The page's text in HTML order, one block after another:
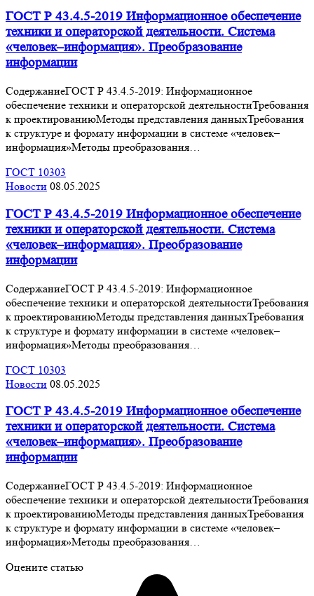
ГОСТ Р 43.4.5-2019 Информационное обеспечение
техники и операторской деятельности. Система
«человек–информация». Преобразование
информации
СодержаниеГОСТ Р 43.4.5-2019: Информационное
обеспечение техники и операторской деятельностиТребования
к проектированиюМетоды представления данныхТребования
к структуре и формату информации в системе «человек–
информация»Методы преобразования…
ГОСТ 10303
Новости 08.05.2025
ГОСТ Р 43.4.5-2019 Информационное обеспечение
техники и операторской деятельности. Система
«человек–информация». Преобразование
информации
СодержаниеГОСТ Р 43.4.5-2019: Информационное
обеспечение техники и операторской деятельностиТребования
к проектированиюМетоды представления данныхТребования
к структуре и формату информации в системе «человек–
информация»Методы преобразования…
ГОСТ 10303
Новости 08.05.2025
ГОСТ Р 43.4.5-2019 Информационное обеспечение
техники и операторской деятельности. Система
«человек–информация». Преобразование
информации
СодержаниеГОСТ Р 43.4.5-2019: Информационное
обеспечение техники и операторской деятельностиТребования
к проектированиюМетоды представления данныхТребования
к структуре и формату информации в системе «человек–
информация»Методы преобразования…
Оцените статью